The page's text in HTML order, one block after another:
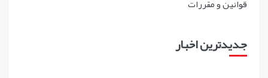
قوانين و مقررات
جدیدترین اخبار